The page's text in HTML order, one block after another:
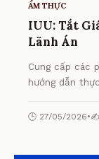
ẨM THỰC
IUU: Tắt
Lãnh Án
Cung cấp các
hướng dẫn
🕒 27/05/2026•✍️